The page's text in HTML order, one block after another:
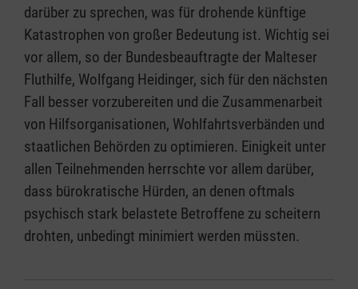
darüber zu sprechen, was für drohende künftige
Katastrophen von großer Bedeutung ist. Wichtig sei
vor allem, so der Bundesbeauftragte der Malteser
Fluthilfe, Wolfgang Heidinger, sich für den nächsten
Fall besser vorzubereiten und die Zusammenarbeit
von Hilfsorganisationen, Wohlfahrtsverbänden und
staatlichen Behörden zu optimieren. Einigkeit unter
allen Teilnehmenden herrschte vor allem darüber,
dass bürokratische Hürden, an denen oftmals
psychisch stark belastete Betroffene zu scheitern
drohten, unbedingt minimiert werden müssten.